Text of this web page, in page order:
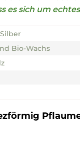
es sich um
Bio-Wachs